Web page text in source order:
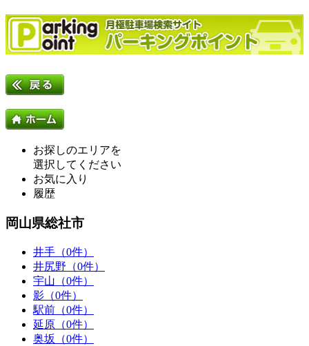
お探しのエリアを
選択してください
お気に入り
履歴
岡山県総社市
井手（0件）
井尻野（0件）
宇山（0件）
影（0件）
駅前（0件）
延原（0件）
奥坂（0件）